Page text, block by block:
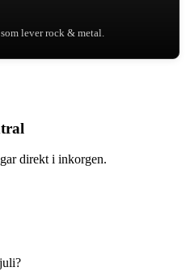
lever rock & metal.
direkt i inkorgen.